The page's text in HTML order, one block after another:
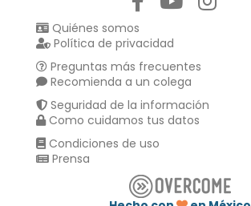
Quiénes somos
Política de privacidad
Preguntas más frecuentes
Recomienda a un colega
Seguridad de la información
Como cuidamos tus datos
Condiciones de uso
Prensa